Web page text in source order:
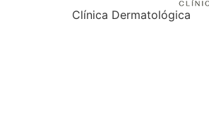
Clínica Dermatológica